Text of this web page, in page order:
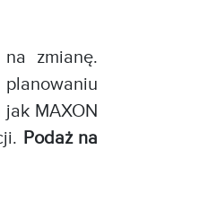
zmianę.
MAXON
Podaż na